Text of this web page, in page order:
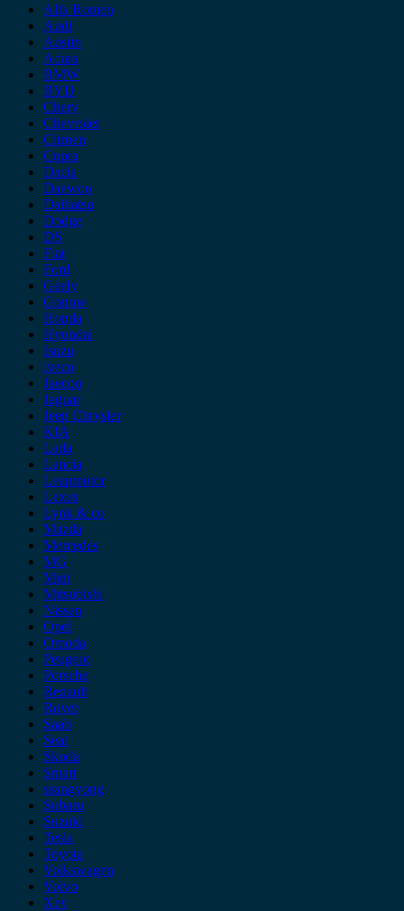
Alfa Romeo
Audi
Austin
Acura
BMW
BYD
Chery
Chevrolet
Citroen
Cupra
Dacia
Daewoo
Daihatsu
Dodge
DS
Fiat
Ford
Geely
Gonow
Honda
Hyundai
Isuzu
iveco
Jaecoo
Jaguar
Jeep Chrysler
KIA
Lada
Lancia
Leapmotor
Lexus
Lynk & co
Mazda
Mercedes
MG
Mini
Mitsubishi
Nissan
Opel
Omoda
Peugeot
Porsche
Renault
Rover
Saab
Seat
Skoda
Smart
ssangyong
Subaru
Suzuki
Tesla
Toyota
Volkswagen
Volvo
Xev